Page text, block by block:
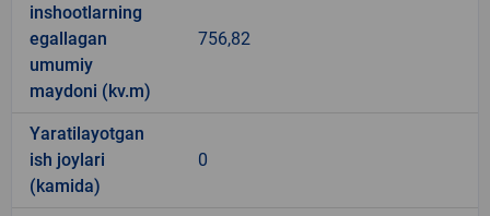
inshootlarning
egallagan
umumiy
maydoni (kv.m)
756,82
Yaratilayotgan
ish joylari
(kamida)
0